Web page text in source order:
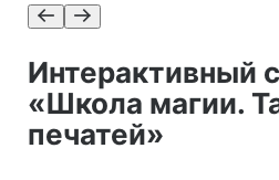
Интерактивный
«Школа магии.
печатей»